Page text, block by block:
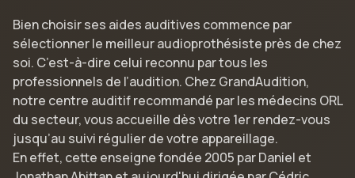
Bien choisir ses aides auditives commence par
sélectionner le meilleur audioprothésiste près de chez
soi. C’est-à-dire celui reconnu par tous les
professionnels de l’audition. Chez GrandAudition,
notre centre auditif recommandé par les médecins ORL
du secteur, vous accueille dès votre 1er rendez-vous
jusqu’au suivi régulier de votre appareillage.
En effet, cette enseigne fondée 2005 par Daniel et